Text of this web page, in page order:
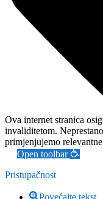
Ova internet stranica
invaliditetom.
primjenjujemo
Open toolbar
Pristupačnost
Povećajte tekst